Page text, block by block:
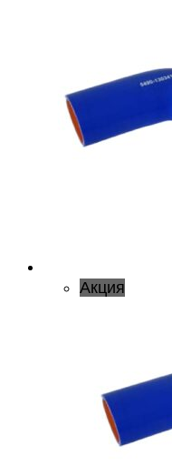
Акция